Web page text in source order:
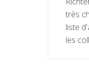
très
liste
les